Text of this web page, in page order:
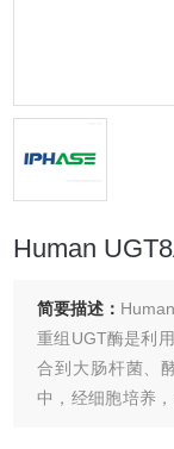
Human
简要描述：
重组UGT酶是利
合到大肠杆菌、
中，经细胞培养